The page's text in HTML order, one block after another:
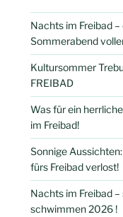
Nachts im Freibad –
Sommerabend
Kultursommer
FREIBAD
Was für ein
im Freibad!
Sonnige
fürs Freibad verlost!
Nachts im Freibad
schwimmen 2026 !